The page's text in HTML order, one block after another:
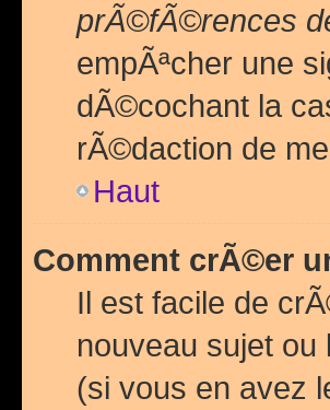
prÃ©fÃ©rences
empÃªcher une
dÃ©cochant la
rÃ©daction de
Haut
Comment crÃ©er
Il est facile de
nouveau sujet
(si vous en avez